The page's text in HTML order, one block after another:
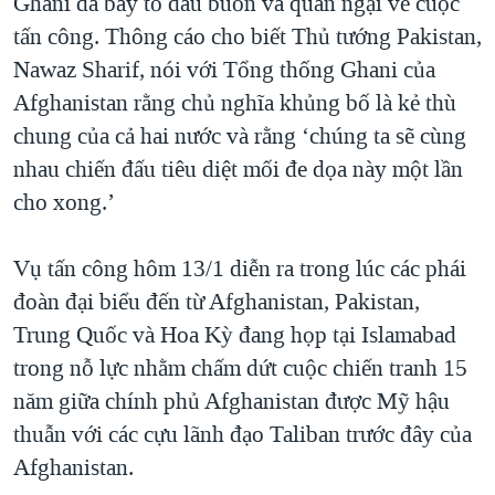
tấn công. Thông cáo cho biết Thủ tướng Pakistan,
Nawaz Sharif, nói với Tổng thống Ghani của
Afghanistan rằng chủ nghĩa khủng bố là kẻ thù
chung của cả hai nước và rằng ‘chúng ta sẽ cùng
nhau chiến đấu tiêu diệt mối đe dọa này một lần
cho xong.’
Vụ tấn công hôm 13/1 diễn ra trong lúc các phái
đoàn đại biểu đến từ Afghanistan, Pakistan,
Trung Quốc và Hoa Kỳ đang họp tại Islamabad
trong nỗ lực nhằm chấm dứt cuộc chiến tranh 15
năm giữa chính phủ Afghanistan được Mỹ hậu
thuẫn với các cựu lãnh đạo Taliban trước đây của
Afghanistan.